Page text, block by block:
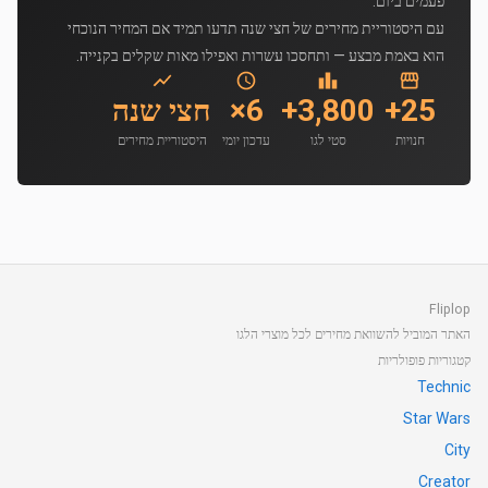
עם היסטוריית מחירים של חצי שנה תדעו תמיד אם המחיר הנוכחי
הוא באמת מבצע — ותחסכו עשרות ואפילו מאות שקלים בקנייה.
25+
חנויות
3,800+
סטי לגו
6×
עדכון יומי
חצי שנה
היסטוריית מחירים
Fliplop
האתר המוביל להשוואת מחירים לכל מוצרי הלגו
קטגוריות פופולריות
Technic
Star Wars
City
Creator